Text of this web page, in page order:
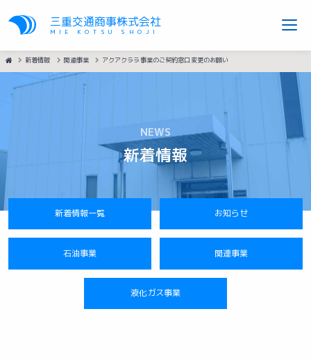
HOME新着情報 関連事業 アクアクララ事業のご契約窓口変更のお願い
NEWS
新着情報
三重交通商事株式会社
MIE KOTSU SHOJI
新着情報一覧 お知らせ
石油事業 関連事業
液化ガス事業